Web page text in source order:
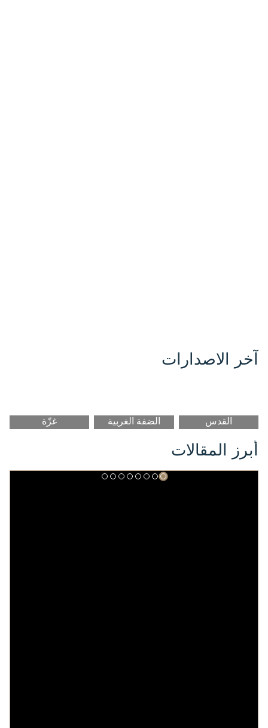
آخر الاصدارات
القدس الضفة الغربية غزّة
أبرز المقالات